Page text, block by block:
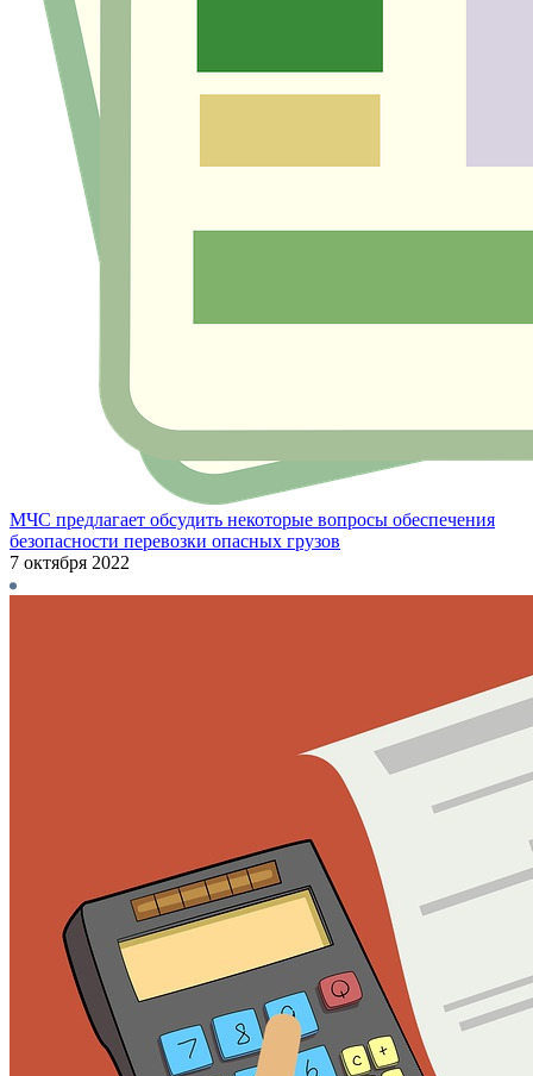
МЧС предлагает обсудить некоторые вопросы обеспечения
безопасности перевозки опасных грузов
7 октября 2022